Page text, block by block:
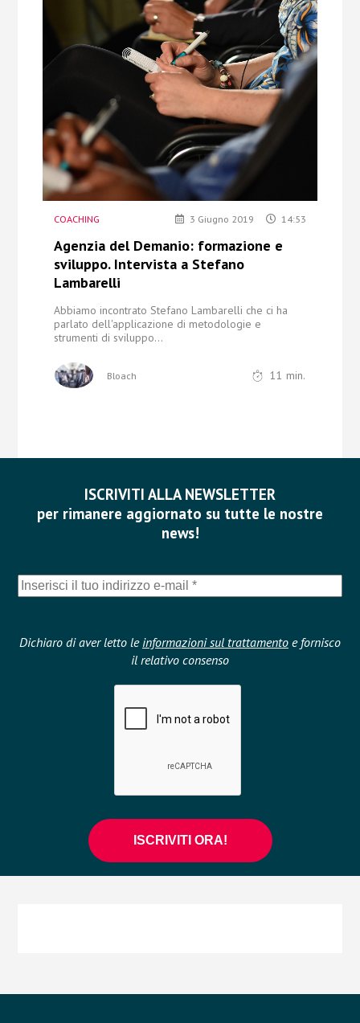
COACHING 3 Giugno 2019 14:53
Agenzia del Demanio: formazione e
sviluppo. Intervista a Stefano
Lambarelli
Abbiamo incontrato Stefano Lambarelli che ci ha
parlato dell'applicazione di metodologie e
strumenti di sviluppo...
Bloach 11 min.
ISCRIVITI ALLA NEWSLETTER
per rimanere aggiornato su tutte le nostre
news!
Dichiaro di aver letto le informazioni sul trattamento e fornisco
il relativo consenso